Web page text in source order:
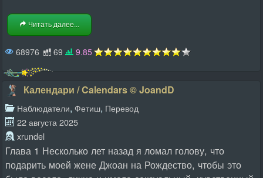
Читать далее...
68976 69 9.85
Календари / Calendars © JoandD
Наблюдатели, Фетиш, Перевод
22 августа 2025
xrundel
Глава 1 Несколько лет назад я ломал голову, что
подарить моей жене Джоан на Рождество, чтобы это